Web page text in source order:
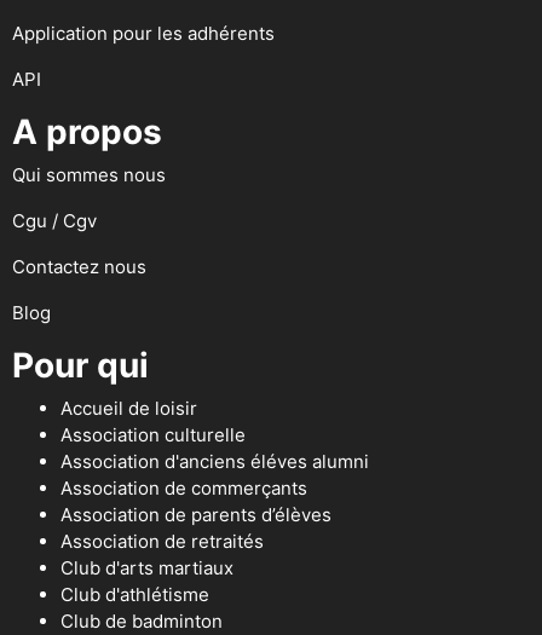
Application pour les adhérents
API
A propos
Qui sommes nous
Cgu / Cgv
Contactez nous
Blog
Pour qui
Accueil de loisir
Association culturelle
Association d'anciens éléves alumni
Association de commerçants
Association de parents d’élèves
Association de retraités
Club d'arts martiaux
Club d'athlétisme
Club de badminton